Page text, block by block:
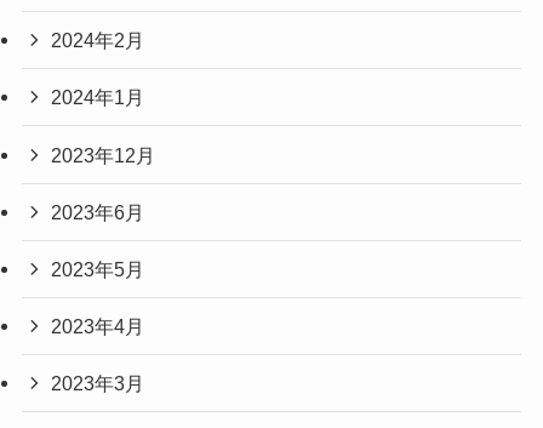
2024年2月
2024年1月
2023年12月
2023年6月
2023年5月
2023年4月
2023年3月